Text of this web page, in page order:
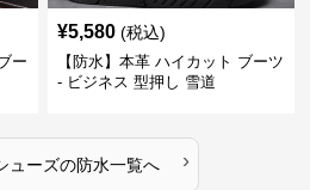
ー
¥5,580 (税込)
【防水】本革 ハイカット ブーツ
- ビジネス 型押し 雪道
ューズの防水一覧へ ›